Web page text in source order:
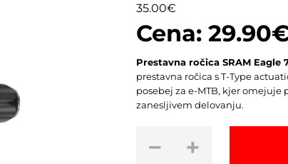
29.90
35.00€
Prestavna ročica SRAM Eagle
prestavna ročica s T-Type
posebej za e-MTB, kjer
zanesljivem delovanju.
−
ročica
+